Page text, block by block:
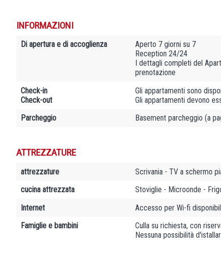
INFORMAZIONI
Di apertura e di accoglienza
Aperto 7 giorni su 7
Reception 24/24
I dettagli completi del
prenotazione
Check-in
Check-out
Gli appartamenti sono
Gli appartamenti devono
Parcheggio
Basement parcheggio (a
ATTREZZATURE
attrezzature
Scrivania - TV a schermo
cucina attrezzata
Stoviglie - Microonde -
Internet
Accesso per Wi-fi
Famiglie e bambini
Culla su richiesta, con
Nessuna possibilità